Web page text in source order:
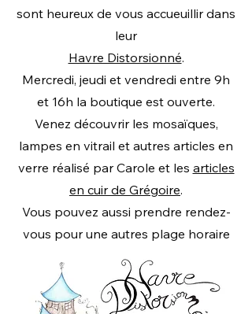
sont heureux de vous accueuillir dans
leur
Havre Distorsionné.
Mercredi, jeudi et vendredi entre 9h
et 16h la boutique est ouverte.
Venez découvrir les mosaïques,
lampes en vitrail et autres articles en
verre réalisé par Carole et les articles
en cuir de Grégoire.
Vous pouvez aussi prendre rendez-
vous pour une autres plage horaire